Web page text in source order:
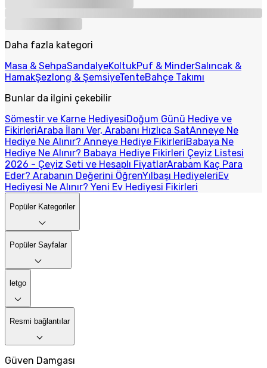
Daha fazla kategori
Masa & SehpaSandalyeKoltukPuf & MinderSalıncak &
HamakŞezlong & ŞemsiyeTenteBahçe Takımı
Bunlar da ilgini çekebilir
Sömestir ve Karne HediyesiDoğum Günü Hediye ve
FikirleriAraba İlanı Ver, Arabanı Hızlıca SatAnneye Ne
Hediye Ne Alınır? Anneye Hediye FikirleriBabaya Ne
Hediye Ne Alınır? Babaya Hediye Fikirleri Çeyiz Listesi
2026 - Çeyiz Seti ve Hesaplı FiyatlarArabam Kaç Para
Eder? Arabanın Değerini ÖğrenYılbaşı HediyeleriEv
Hediyesi Ne Alınır? Yeni Ev Hediyesi Fikirleri
Popüler Kategoriler
Popüler Sayfalar
letgo
Resmi bağlantılar
Güven Damgası